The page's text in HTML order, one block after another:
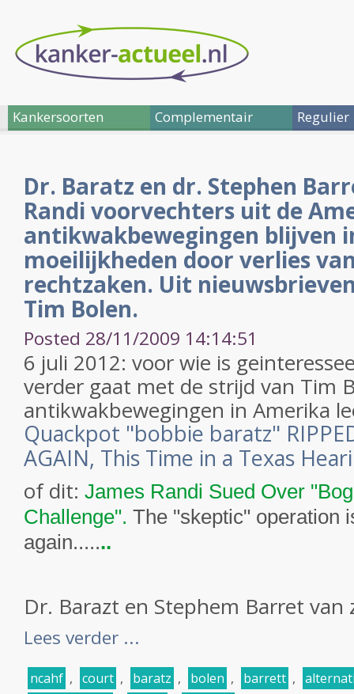
Kankersoorten Complementair Regulier
Dr. Baratz en dr. Stephen
Randi voorvechters uit de
antikwakbewegingen blijven
moeilijkheden door verlies
rechtzaken. Uit
Tim Bolen.
Posted 28/11/2009 14:14:51
6 juli 2012: voor wie is
verder gaat met de strijd van Tim
antikwakbewegingen in Amerika
Quackpot "bobbie baratz"
AGAIN, This Time in a Texas
of dit: James Randi Sued Over
Challenge". The "skeptic" operation
again.......
Dr. Barazt en Stephem Barret van
Lees verder ...
ncahf , court , baratz , bolen , barrett ,